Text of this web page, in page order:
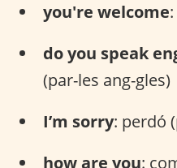
you're welcome
do you speak
(par-les ang-gles)
I’m sorry: perdó
how are you: